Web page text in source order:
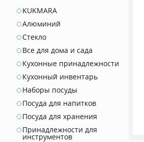
KUKMARA
Алюминий
Стекло
Все для дома и сада
Кухонные принадлежности
Кухонный инвентарь
Наборы посуды
Посуда для напитков
Посуда для хранения
Принадлежности для
инструментов